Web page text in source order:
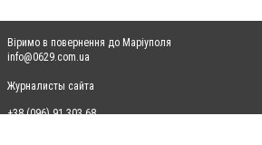
Віримо в повернення до Маріуполя
info@0629.com.ua
Журналисты сайта
+38 (096) 91 303 68